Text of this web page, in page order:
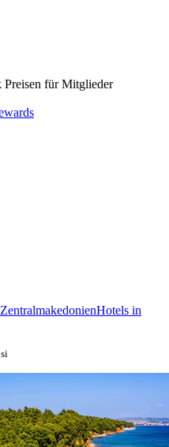
Preisen für Mitglieder
Hotels in